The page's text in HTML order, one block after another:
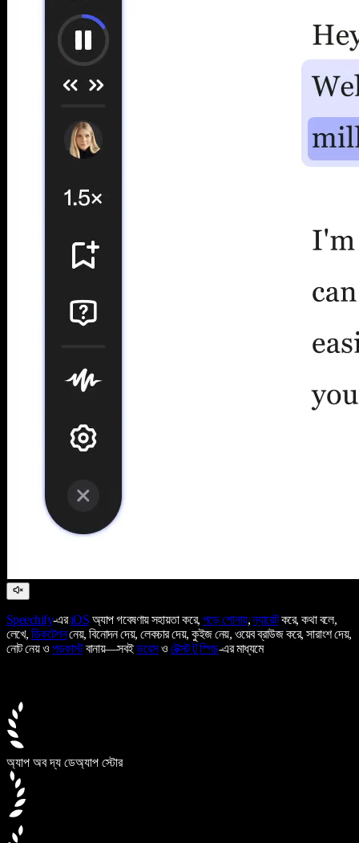
Speechify-এরiOS অ্যাপ গবেষণায় সহায়তা করে, পড়ে শোনায়,ন্যারেটকরে, কথা বলে,
লেখে, ডিকটেশননেয়, বিনোদন দেয়, লেকচার দেয়, কুইজ নেয়, ওয়েব ব্রাউজ করে, সারাংশ দেয়,
নোট নেয় ও পডকাস্টবানায়—সবইভয়েসও টেক্সট টু স্পিচ-এর মাধ্যমে
অ্যাপ অব দ্য ডেঅ্যাপ স্টোর